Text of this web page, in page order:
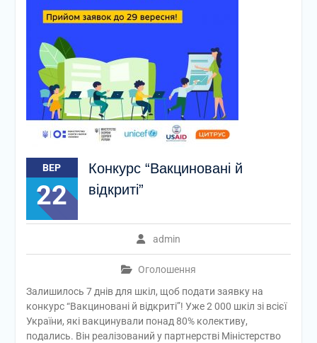
ВЕР
22
Конкурс “Вакциновані й
відкриті”
admin
Оголошення
Залишилось 7 днів для шкіл, щоб подати заявку на
конкурс “Вакциновані й відкриті”! Уже 2 000 шкіл зі всієї
України, які вакцинували понад 80% колективу,
подались. Він реалізований у партнерстві Міністерство